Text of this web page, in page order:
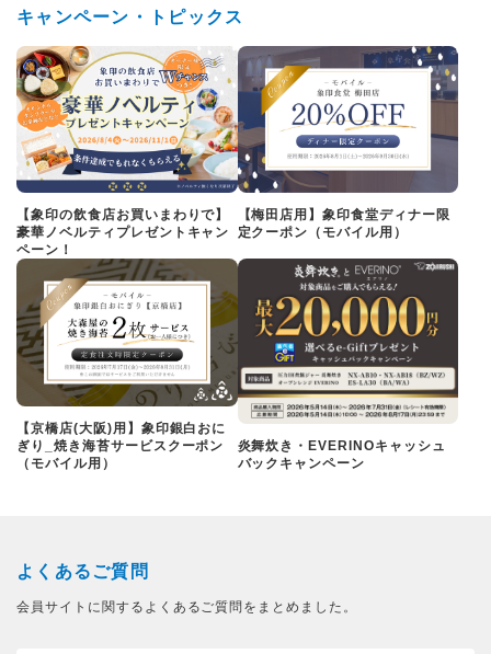
キャンペーン・トピックス
【象印の飲食店お買いまわりで】
豪華ノベルティプレゼントキャン
ペーン！
【梅田店用】象印食堂ディナー限
定クーポン（モバイル用）
【京橋店(大阪)用】象印銀白おに
ぎり_焼き海苔サービスクーポン
（モバイル用）
炎舞炊き・EVERINOキャッシュ
バックキャンペーン
よくあるご質問
会員サイトに関するよくあるご質問をまとめました。